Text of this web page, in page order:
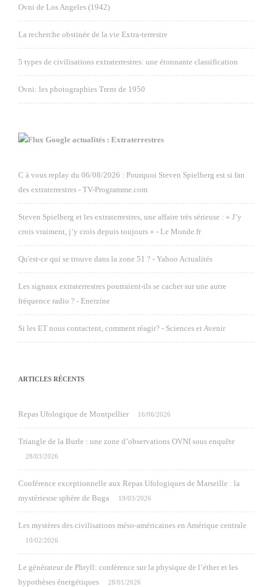
Ovni de Los Angeles (1942)
La recherche obstinée de la vie Extra-terrestre
5 types de civilisations extraterrestres: une étonnante classification
Ovni: les photographies Trent de 1950
Google actualités : Extraterrestres
C à vous replay du 06/08/2026 : Pourquoi Steven Spielberg est si fan
des extraterrestres - TV-Programme.com
Steven Spielberg et les extraterrestres, une affaire très sérieuse : « J’y
crois vraiment, j’y crois depuis toujours » - Le Monde.fr
Qu'est-ce qui se trouve dans la zone 51 ? - Yahoo Actualités
Les signaux extraterrestres pourraient-ils se cacher sur une autre
fréquence radio ? - Enerzine
Si les ET nous contactent, comment réagir? - Sciences et Avenir
ARTICLES RÉCENTS
Repas Ufologique de Montpellier 16/06/2026
Triangle de la Burle : une zone d’observations OVNI sous enquête
28/03/2026
Conférence exceptionnelle aux Repas Ufologiques de Marseille : la
mystérieuse sphère de Buga
19/03/2026
Les mystères des civilisations méso-américaines en Amérique centrale
10/02/2026
Le générateur de Phryll: conférence sur la physique de l’éther et les
hypothèses énergétiques
28/01/2026